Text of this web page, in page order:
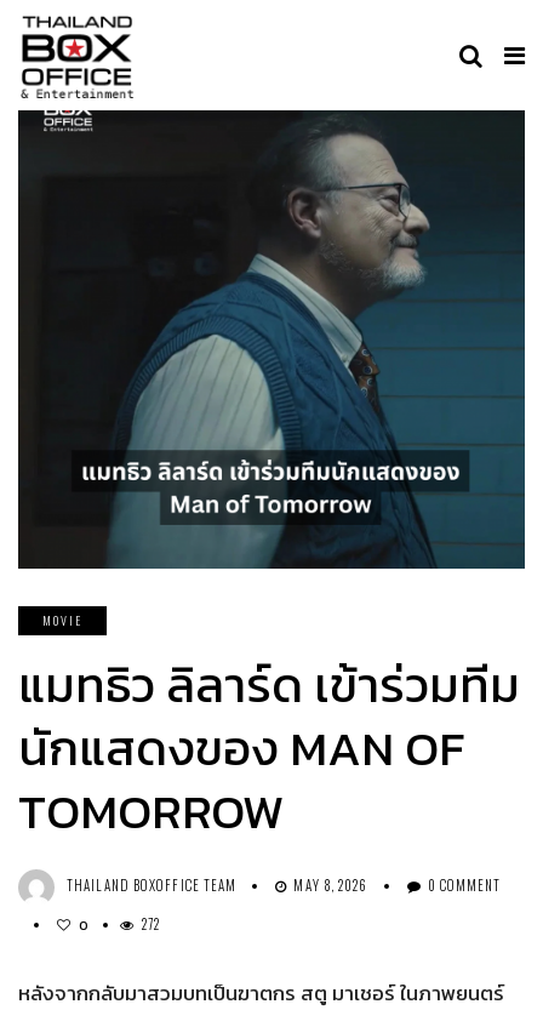
MOVIE
แมทธิว ลิลาร์ด เข้าร่วมทีม
นักแสดงของ MAN OF
TOMORROW
THAILAND BOXOFFICE TEAM MAY 8, 2026 0 COMMENT
0 272
หลังจากกลับมาสวมบทเป็นฆาตกร สตู มาเชอร์ ในภาพยนตร์